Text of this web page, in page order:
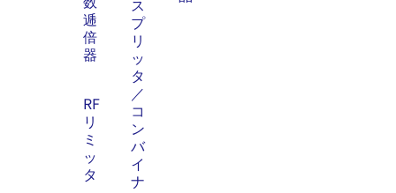
逓
倍
器
RF
リ
ミ
ッ
タ
ス
プ
リ
ッ
タ
／
コ
ン
バ
イ
ナ